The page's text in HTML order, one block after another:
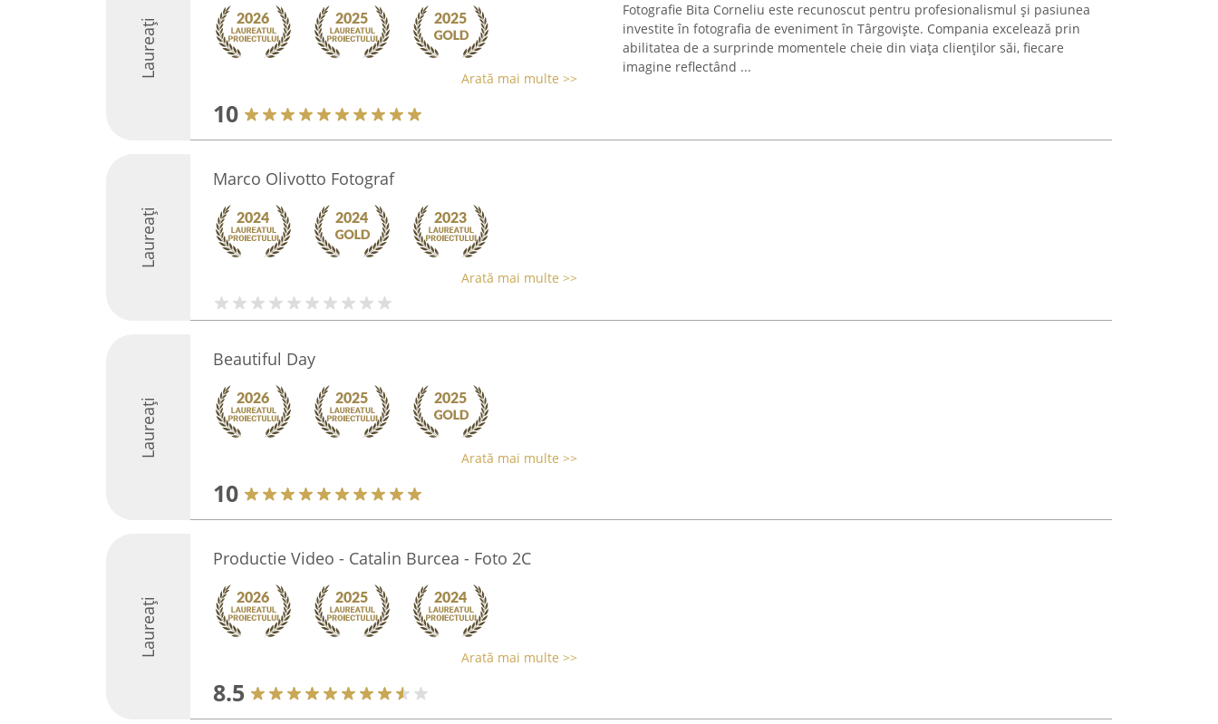
Laureați Arată mai multe >>
10
Fotografie Bita Corneliu este recunoscut pentru profesionalismul și pasiunea
investite în fotografia de eveniment în Târgoviște. Compania excelează prin
abilitatea de a surprinde momentele cheie din viața clienților săi, fiecare
imagine reflectând ...
Laureați
Marco Olivotto Fotograf
Arată mai multe >>
Laureați
Beautiful Day
Arată mai multe >>
10
Laureați
Productie Video - Catalin Burcea - Foto 2C
Arată mai multe >>
8.5